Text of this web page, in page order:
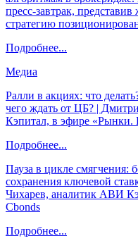
пресс-завтрак,
стратегию
Подробнее...
Медиа
Ралли в акциях: что
чего ждать от ЦБ? |
Кэпитал, в эфире
Подробнее...
Пауза в цикле смягчения:
сохранения ключевой
Чихарев, аналитик АВИ
Cbonds
Подробнее...